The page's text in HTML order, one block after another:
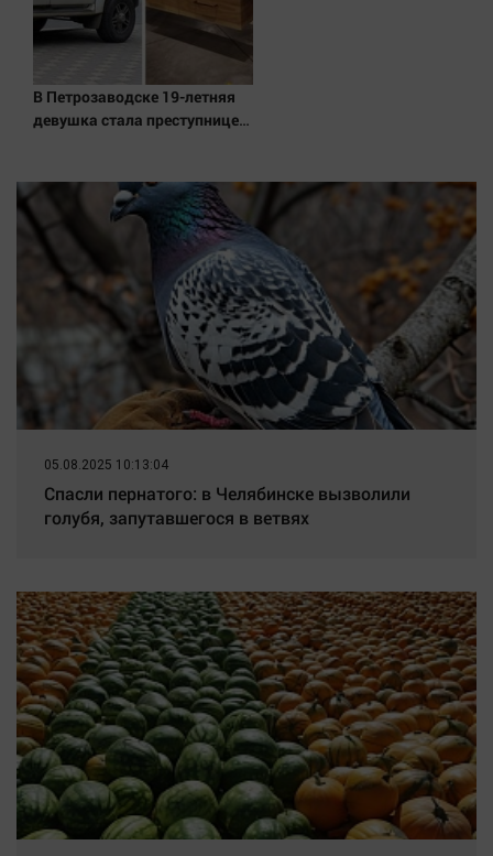
В Петрозаводске 19-летняя
девушка стала преступницей
05.08.2025 10:13:04
Спасли пернатого: в Челябинске вызволили
голубя, запутавшегося в ветвях